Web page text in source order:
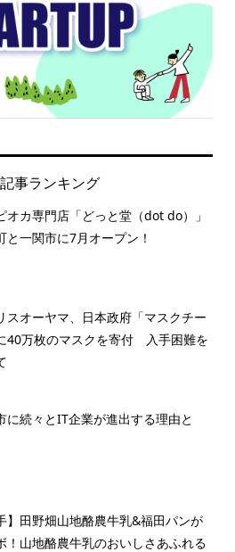
事ランキング
オカ専門店「どっと堂（dot do）」
と一関市に7月オープン！
スオーヤマ、日本政府「マスクチー
40万枚のマスクを寄付 入手困難を
に続々とIT企業が進出する理由と
】田野畑山地酪農牛乳&福田パンが
！山地酪農牛乳のおいしさあふれる